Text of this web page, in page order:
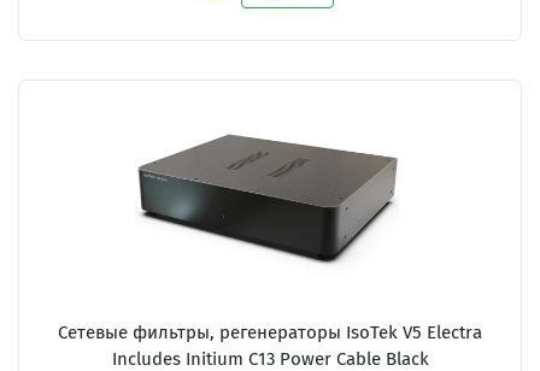
Сетевые фильтры, регенераторы IsoTek V5 Electra
Includes Initium C13 Power Cable Black